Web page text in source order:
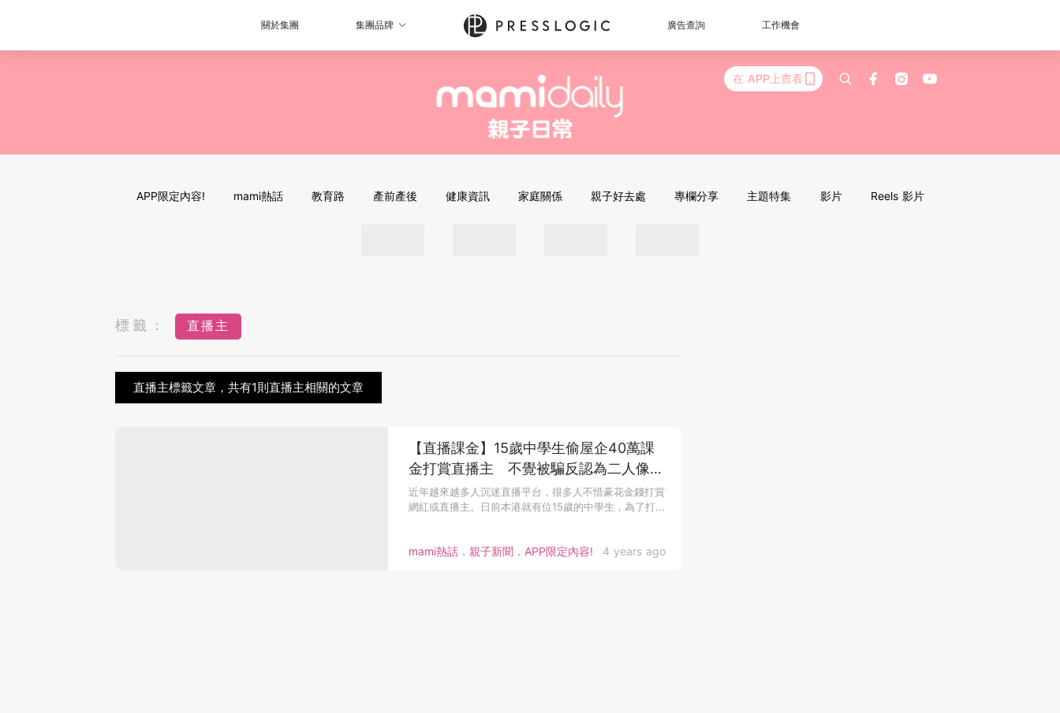
關於集團 集團品牌 廣告查詢 工作機會
在 APP上查看
APP限定內容! mami熱話 教育路 產前產後 健康資訊 家庭關係 親子好去處 專欄分享 主題特集 影片 Reels 影片
標籤： 直播主
直播主標籤文章，共有1則直播主相關的文章
mami熱話．親子新聞．APP限定內容! 4 years ago
【直播課金】15歲中學生偷屋企40萬課
金打賞直播主 不覺被騙反認為二人像男
女朋友
近年越來越多人沉迷直播平台，很多人不惜豪花金錢打賞
網紅或直播主。日前本港就有位15歲的中學生，為了打...